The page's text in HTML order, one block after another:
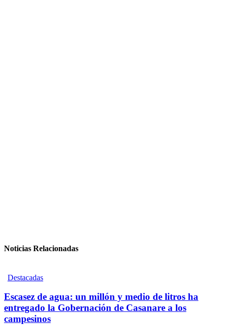
Noticias Relacionadas
Destacadas
Escasez de agua: un millón y medio de litros ha
entregado la Gobernación de Casanare a los
campesinos